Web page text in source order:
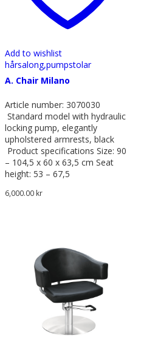
Add to wishlist
hårsalong,pumpstolar
A. Chair Milano
Article number: 3070030
Standard model with hydraulic
locking pump, elegantly
upholstered armrests, black
Product specifications Size: 90
– 104,5 x 60 x 63,5 cm Seat
height: 53 – 67,5
6,000.00 kr